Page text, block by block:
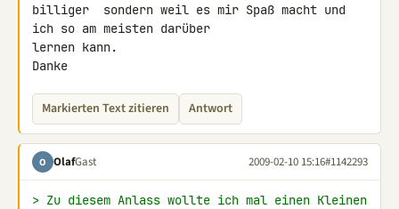
billiger  sondern weil es mir Spaß macht und
ich so am meisten darüber
lernen kann.
Danke
Markierten Text zitieren Antwort
O OlafGast 2009-02-10 15:16#1142293
> Zu diesem Anlass wollte ich mal einen Kleinen